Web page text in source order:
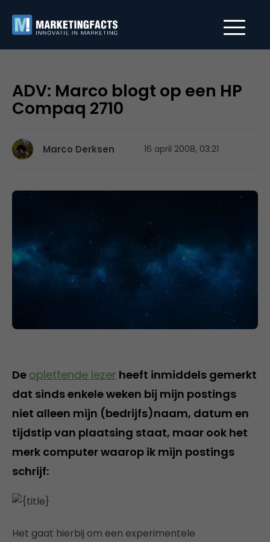
ADV: Marco blogt op een HP
Compaq 2710
Marco Derksen 16 april 2008, 03:21
De oplettende lezer heeft inmiddels gemerkt
dat sinds enkele weken bij mijn postings
niet alleen mijn (bedrijfs)naam, datum en
tijdstip van plaatsing staat, maar ook het
merk computer waarop ik mijn postings
schrijf:
Het gaat hierbij om een experimentele